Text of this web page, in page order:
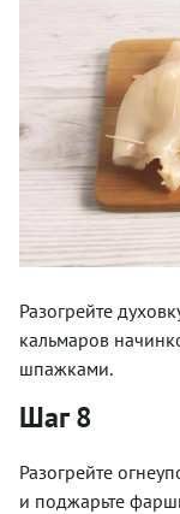
Разогрейте
кальмаров
шпажками.
Шаг 8
Разогрейте
и поджарьте